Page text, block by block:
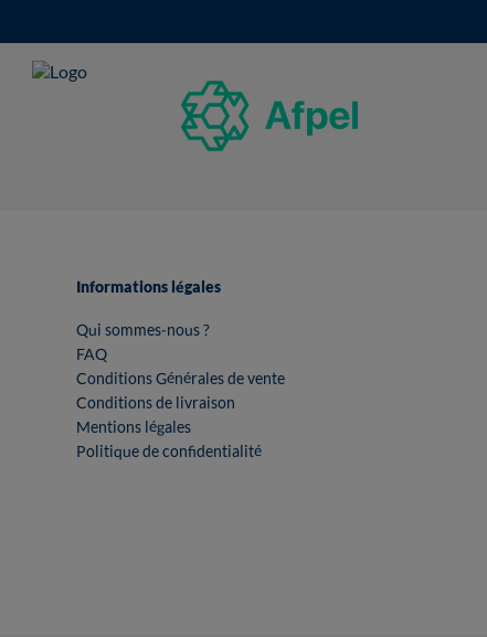
Informations légales
Qui sommes-nous ?
FAQ
Conditions Générales de vente
Conditions de livraison
Mentions légales
Politique de confidentialité